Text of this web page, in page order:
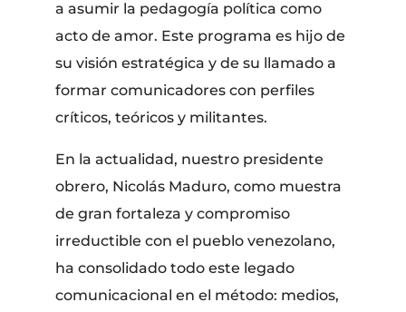
a asumir la pedagogía política como
acto de amor. Este programa es hijo de
su visión estratégica y de su llamado a
formar comunicadores con perfiles
críticos, teóricos y militantes.
En la actualidad, nuestro presidente
obrero, Nicolás Maduro, como muestra
de gran fortaleza y compromiso
irreductible con el pueblo venezolano,
ha consolidado todo este legado
comunicacional en el método: medios,